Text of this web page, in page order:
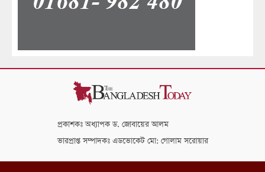
প্রকাশকঃ অধ্যাপক ড. জোবায়ের আলম
ভারপ্রাপ্ত সম্পাদকঃ এডভোকেট মো: গোলাম সরোয়ার